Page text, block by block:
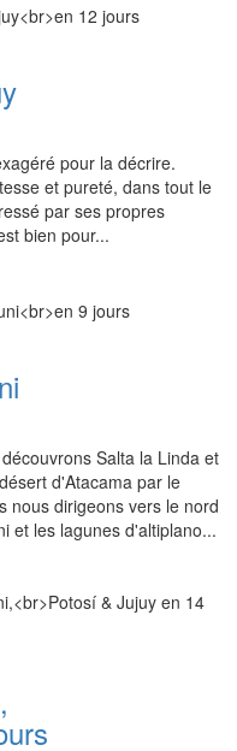
pour la décrire.
et pureté, dans tout le
par ses propres
bien pour...
Salta la Linda et
d'Atacama par le
nous dirigeons vers le nord
et les lagunes d'altiplano...